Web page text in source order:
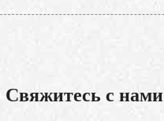
Свяжитесь с нами